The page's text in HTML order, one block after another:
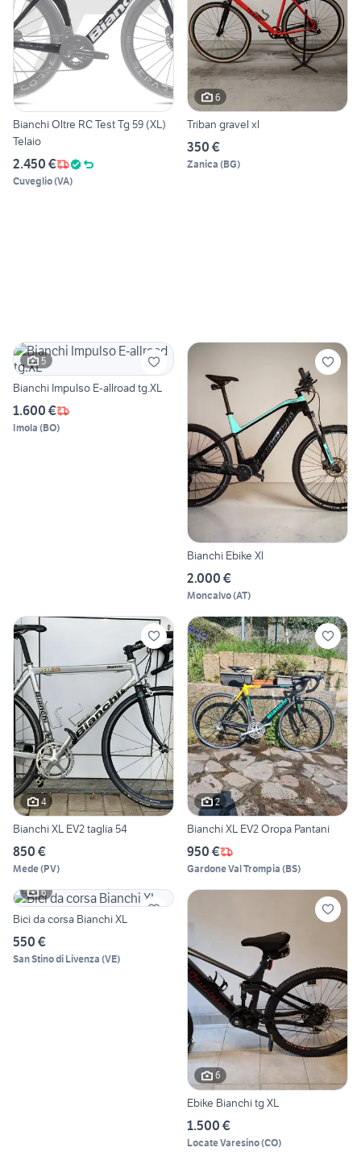
Bianchi Oltre RC Test Tg 59 (XL)
Telaio
2.450 €
Cuveglio(VA)
6
Triban gravel xl
350 €
Zanica (BG)
5
Bianchi Impulso E-allroad tg.XL
1.600 €
Imola (BO)
Bianchi Ebike Xl
2.000 €
Moncalvo(AT)
4
Bianchi XL EV2 taglia 54
850 €
Mede(PV)
2
Bianchi XL EV2 Oropa Pantani
950 €
Gardone Val Trompia (BS)
6
Bici da corsa Bianchi XL
550 €
San Stino di Livenza (VE)
6
Ebike Bianchi tg XL
1.500 €
Locate Varesino(CO)